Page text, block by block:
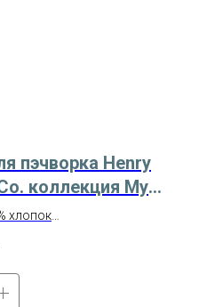
пэчворка Henry
коллекция My
Garden Арт. 1385-
хлопок
хлопок